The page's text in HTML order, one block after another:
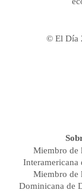
© El Día
Miembro de
Interamericana
Miembro de
Dominicana de